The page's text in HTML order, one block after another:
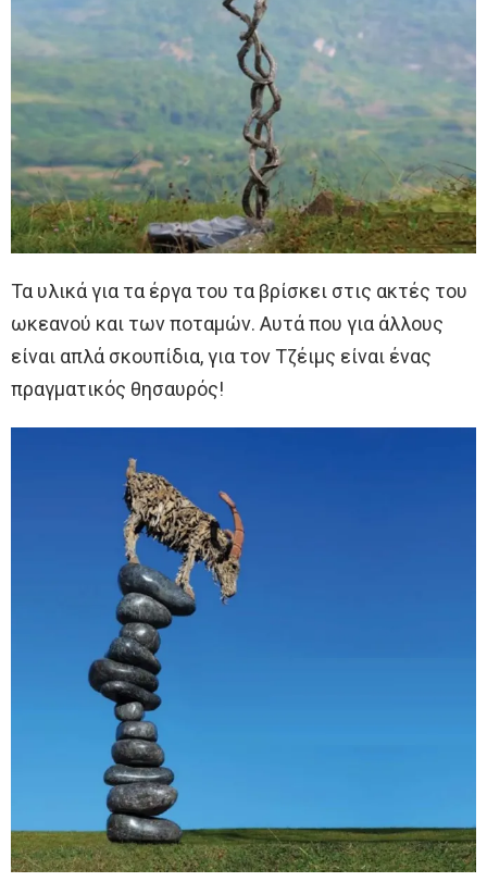
Τα υλικά για τα έργα του τα βρίσκει στις ακτές του
ωκεανού και των ποταμών. Αυτά που για άλλους
είναι απλά σκουπίδια, για τον Τζέιμς είναι ένας
πραγματικός θησαυρός!